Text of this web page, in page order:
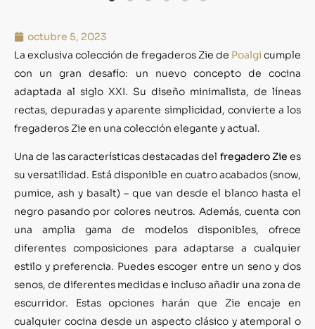
octubre 5, 2023
La exclusiva colección de fregaderos Zie de Poalgi cumple
con un gran desafío: un nuevo concepto de cocina
adaptada al siglo XXI. Su diseño minimalista, de líneas
rectas, depuradas y aparente simplicidad, convierte a los
fregaderos Zie en una colección elegante y actual.
Una de las características destacadas del fregadero Zie es
su versatilidad. Está disponible en cuatro acabados (snow,
pumice, ash y basalt) – que van desde el blanco hasta el
negro pasando por colores neutros. Además, cuenta con
una amplia gama de modelos disponibles, ofrece
diferentes composiciones para adaptarse a cualquier
estilo y preferencia. Puedes escoger entre un seno y dos
senos, de diferentes medidas e incluso añadir una zona de
escurridor. Estas opciones harán que Zie encaje en
cualquier cocina desde un aspecto clásico y atemporal o